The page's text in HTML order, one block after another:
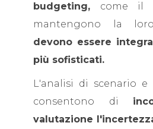
budgeting, come il
mantengono la
devono essere
più sofisticati.
L'analisi di scenario
consentono di
valutazione